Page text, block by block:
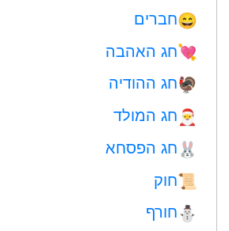
😄חברים
💘חג האהבה
🦃חג ההודיה
🎅 חג המולד
🐰 חג הפסחא
📜חוק
⛄ חורף